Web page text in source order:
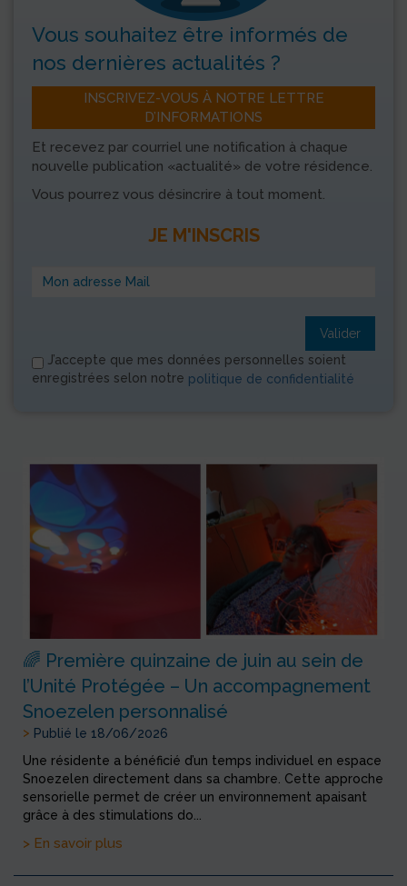
Vous souhaitez être informés de
nos dernières actualités ?
INSCRIVEZ-VOUS À NOTRE LETTRE
D’INFORMATIONS
Et recevez par courriel une notification à chaque
nouvelle publication «actualité» de votre résidence.
Vous pourrez vous désincrire à tout moment.
JE M'INSCRIS
Valider
J’accepte que mes données personnelles soient
enregistrées selon notre politique de confidentialité
🌈 Première quinzaine de juin au sein de
l’Unité Protégée – Un accompagnement
Snoezelen personnalisé
> Publié le 18/06/2026
Une résidente a bénéficié d’un temps individuel en espace
Snoezelen directement dans sa chambre. Cette approche
sensorielle permet de créer un environnement apaisant
grâce à des stimulations do...
> En savoir plus